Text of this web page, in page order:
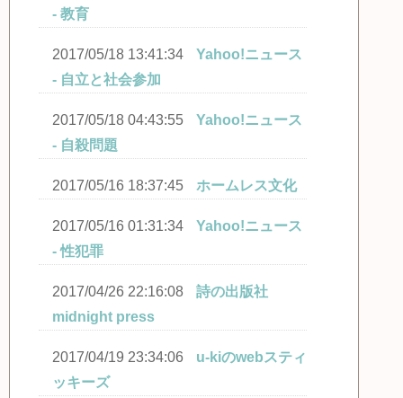
- 教育
2017/05/18 13:41:34
Yahoo!ニュース
- 自立と社会参加
2017/05/18 04:43:55
Yahoo!ニュース
- 自殺問題
2017/05/16 18:37:45 ホームレス文化
2017/05/16 01:31:34
Yahoo!ニュース
- 性犯罪
2017/04/26 22:16:08
詩の出版社
midnight press
2017/04/19 23:34:06
u-kiのwebスティ
ッキーズ